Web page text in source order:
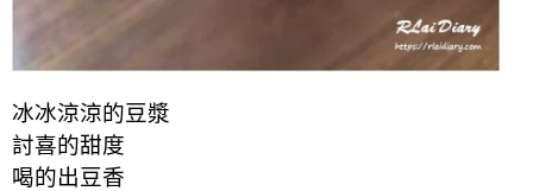
冰冰涼涼的豆漿
討喜的甜度
喝的出豆香